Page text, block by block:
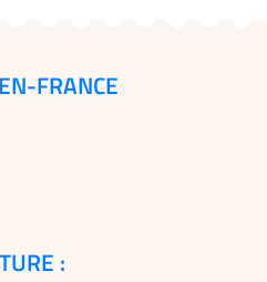
FRANCE
: